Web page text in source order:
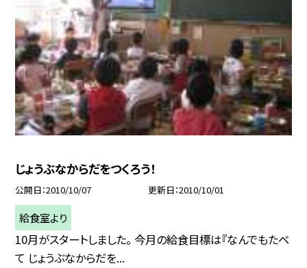
じょうぶなからだをつくろう！
公開日 2010/10/07 更新日 2010/10/01
給食室より
10月がスタートしました。 今月の給食目標は『なんでもたべ
て じょうぶなからだを...